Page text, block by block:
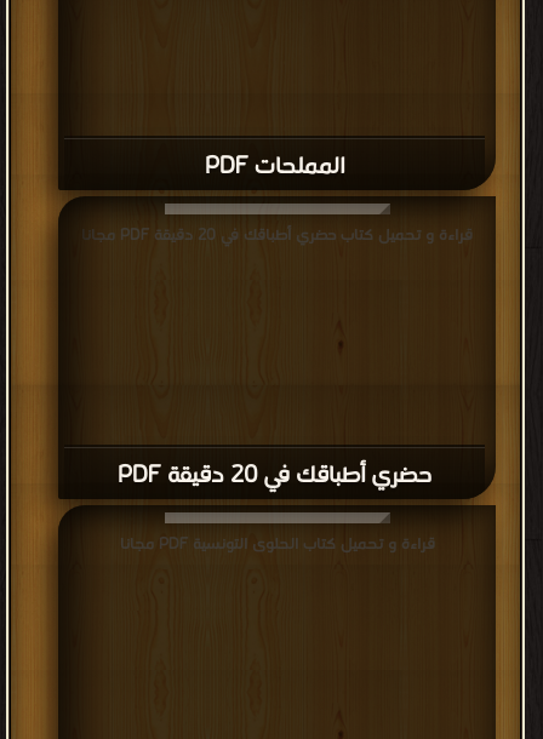
المملحات PDF
حضري أطباقك في 20 دقيقة PDF
قراءة و تحميل كتاب حضري أطباقك في 20 دقيقة PDF مجانا
قراءة و تحميل كتاب الحلوى التونسية PDF مجانا